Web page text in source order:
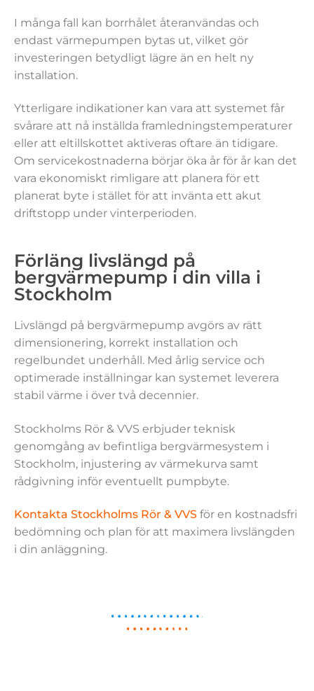
I många fall kan borrhålet återanvändas och
endast värmepumpen bytas ut, vilket gör
investeringen betydligt lägre än en helt ny
installation.
Ytterligare indikationer kan vara att systemet får
svårare att nå inställda framledningstemperaturer
eller att eltillskottet aktiveras oftare än tidigare.
Om servicekostnaderna börjar öka år för år kan det
vara ekonomiskt rimligare att planera för ett
planerat byte i stället för att invänta ett akut
driftstopp under vinterperioden.
Förläng livslängd på
bergvärmepump i din villa i
Stockholm
Livslängd på bergvärmepump avgörs av rätt
dimensionering, korrekt installation och
regelbundet underhåll. Med årlig service och
optimerade inställningar kan systemet leverera
stabil värme i över två decennier.
Stockholms Rör & VVS erbjuder teknisk
genomgång av befintliga bergvärmesystem i
Stockholm, injustering av värmekurva samt
rådgivning inför eventuellt pumpbyte.
Kontakta Stockholms Rör & VVS för en kostnadsfri
bedömning och plan för att maximera livslängden
i din anläggning.